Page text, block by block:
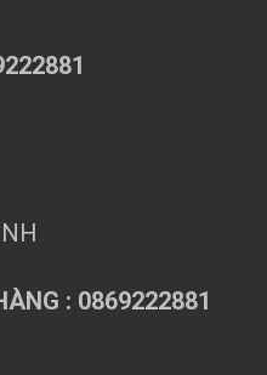
: 0869222881